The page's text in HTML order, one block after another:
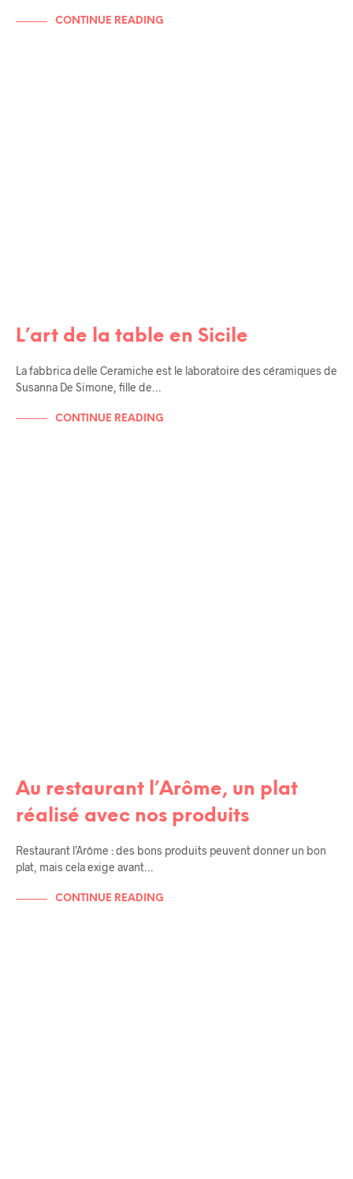
CONTINUE READING
L’art de la table en Sicile
La fabbrica delle Ceramiche est le laboratoire des céramiques de
Susanna De Simone, fille de…
CONTINUE READING
Au restaurant l’Arôme, un plat
réalisé avec nos produits
Restaurant l’Arôme : des bons produits peuvent donner un bon
plat, mais cela exige avant…
CONTINUE READING